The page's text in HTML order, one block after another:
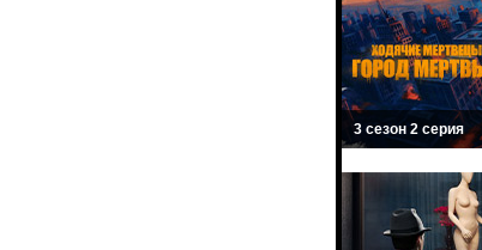
3 сезон 2 серия